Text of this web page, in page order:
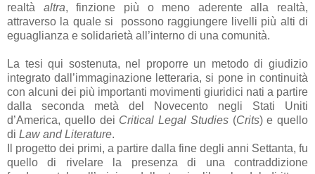
realtà altra, finzione più o meno aderente alla realtà,
attraverso la quale si possono raggiungere livelli più alti di
eguaglianza e solidarietà all’interno di una comunità.
La tesi qui sostenuta, nel proporre un metodo di giudizio
integrato dall’immaginazione letteraria, si pone in continuità
con alcuni dei più importanti movimenti giuridici nati a partire
dalla seconda metà del Novecento negli Stati Uniti
d’America, quello dei Critical Legal Studies(Crits) e quello
di Law and Literature.
Il progetto dei primi, a partire dalla fine degli anni Settanta, fu
quello di rivelare la presenza di una contraddizione